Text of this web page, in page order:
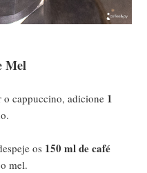
Mel
o cappuccino, adicione 1
os 150 ml de café
mel.